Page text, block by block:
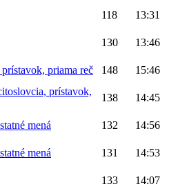
118
13:31
130
13:46
priama reč 148
15:46
prístavok,
138
14:45
mená 132
14:56
mená 131
14:53
133
14:07